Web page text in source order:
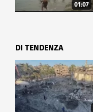
01:07
DI TENDENZA